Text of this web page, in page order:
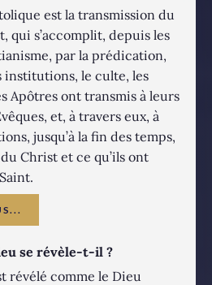
est la transmission du
qui s’accomplit, depuis les
par la prédication,
institutions, le culte, les
Apôtres ont transmis à leurs
et, à travers eux, à
jusqu’à la fin des temps,
Christ et ce qu’ils ont
se révèle-t-il ?
révélé comme le Dieu